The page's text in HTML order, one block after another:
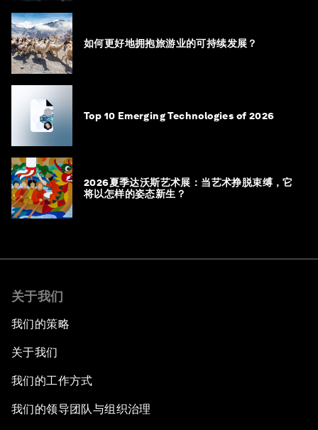
如何更好地拥抱旅游业的可持续发展？
Top 10 Emerging Technologies of 2026
2026夏季达沃斯艺术展：当艺术挣脱束缚，它
将以怎样的姿态新生？
关于我们
我们的策略
关于我们
我们的工作方式
我们的领导团队与组织治理